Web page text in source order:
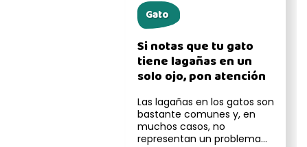
Gato
Si notas que tu gato
tiene lagañas en un
solo ojo, pon atención
Las lagañas en los gatos son
bastante comunes y, en
muchos casos, no
representan un problema